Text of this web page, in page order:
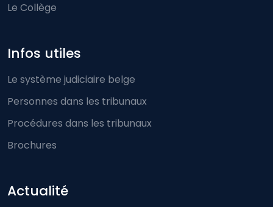
Le Collège
Infos utiles
Le système judiciaire belge
Personnes dans les tribunaux
Procédures dans les tribunaux
Brochures
Actualité